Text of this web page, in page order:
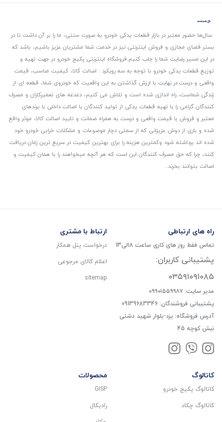
سال‌ها حضور معتبر در بازار قطعات یدکی خودرو به صورت سنتی، ما را بر آن داشت تا در
بستر فضای مجازی و فروش اینترنتی نیز در خدمت شما مشتریان عزیز باشیم، باشد که
در این مسیر رضایت شما را جلب کنیم.فروشگاه اینترنتی پکیج خودرو در جهت تهیه و
توزیع قطعات یدکی خودرو با توجه به سه رویکرد : اصالت کالا، کیفیت مناسب، قیمت
واقعی و درست.در نهایت با ارزش گذاشتن به این واقعیت که خودروی شما، قطعه ای از
زندگی شماست، راه اندازی شده است و تلاش می کنیم، دغدغه های تعمیرکاران و مصرف
کنندگان گرامی را با تهیه قطعات یدکی از تولید کنندگان با اصالت داخلی با برندهای
معتبر و فروش با قیمت واقعی و درست به همراه ضمانت و تایید اصالت کالا، موثر واقع
شده و باری از دوش عزیزانی که از سمتی دچار موضوعات و مشکلات خرابی خودرو خود
شده اند برداشته شود و‌کمترین هزینه را برای بهترین کیفیت در سریع ترین زمان دریافت
کنند، چرا که حق مصرف کنندگان این است که هر آنچه میخواهند را با همان کیفیت و
اصالت بتوانند بخرند..
راه های ارتباطی
تماس فقط روز های کاری ساعت 8الی13
پشتیبانی کاربران:
۰۳۵۹۱۰۹۱۰۸۵
مدیر سایت: ۰۹۹۰۱۵۵۹۹۸۷
پشتیبانی فروشندگان: 09139683346
آدرس فروشگاه: یزد-بلوار شهید دشتی
نبش کوچه 45
ارتباط با مشتری
درخواست پنل همکار
اعلام کالای مرجوعی
sitemap
کاتالوگ
کاتالوگ پکیج خودرو
کاتالوگ چکاد
محصولات
GISP
رادیکال